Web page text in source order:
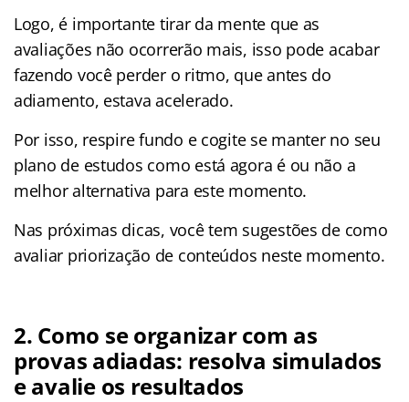
Logo, é importante tirar da mente que as
avaliações não ocorrerão mais, isso pode acabar
fazendo você perder o ritmo, que antes do
adiamento, estava acelerado.
Por isso, respire fundo e cogite se manter no seu
plano de estudos como está agora é ou não a
melhor alternativa para este momento.
Nas próximas dicas, você tem sugestões de como
avaliar priorização de conteúdos neste momento.
2. Como se organizar com as
provas adiadas: resolva simulados
e avalie os resultados